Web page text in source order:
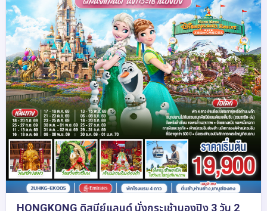
HONGKONG ดิสนีย์แลนด์ นั่งกระเช้านองปิง 3 วัน 2